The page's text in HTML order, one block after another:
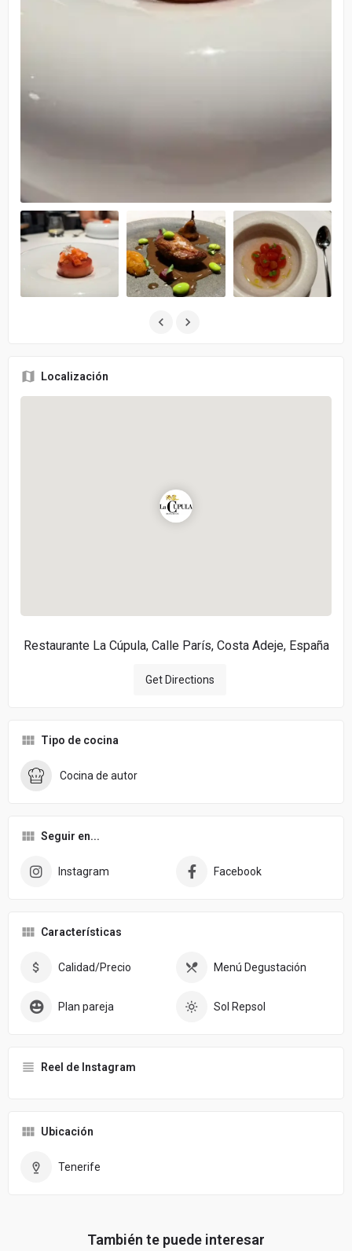
Localización
Restaurante La Cúpula, Calle París, Costa Adeje, España
Get Directions
Tipo de cocina
Cocina de autor
Seguir en...
Instagram Facebook
Características
Calidad/Precio Menú Degustación
Plan pareja Sol Repsol
Reel de Instagram
Ubicación
Tenerife
También te puede interesar